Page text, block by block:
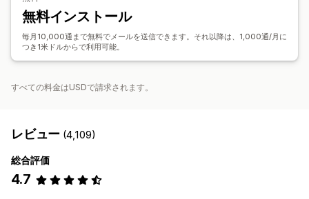
編集ツール テンプレート
オートメーション ターゲティング
タグ付け 追跡 レポート インサイトとヒント 分析
無料インストール
毎月10,000通まで無料でメールを送信できます。それ以降は、1,000通/月に
つき1米ドルからで利用可能。
すべての料金はUSDで請求されます。
レビュー (4,109)
総合評価
4.7